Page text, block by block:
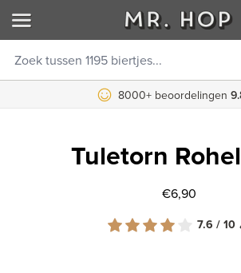
8000+ beoordelingen
Tuletorn
€6,90
7.6 / 10